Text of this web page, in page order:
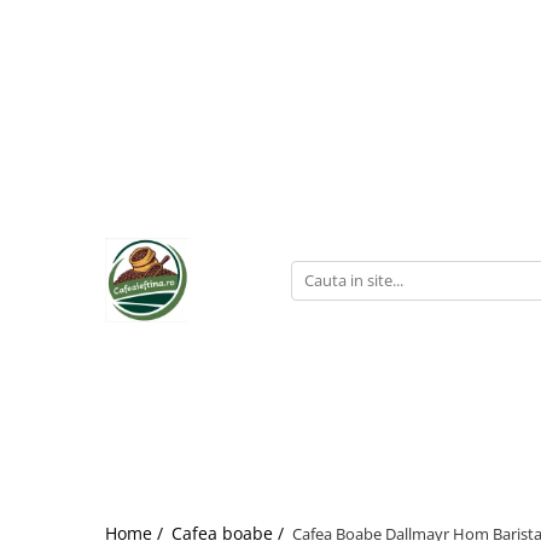
Home / Cafea boabe / Cafea Boabe Dallmayr Hom